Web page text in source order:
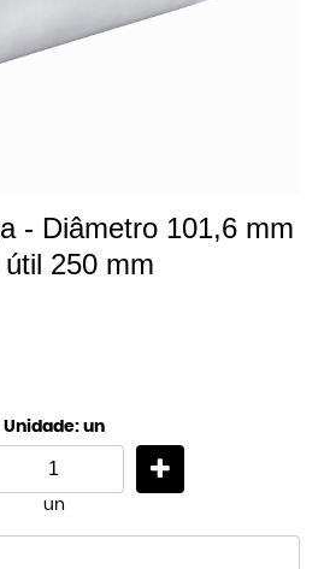
- Diâmetro 101,6 mm
250 mm
Unidade: un
un